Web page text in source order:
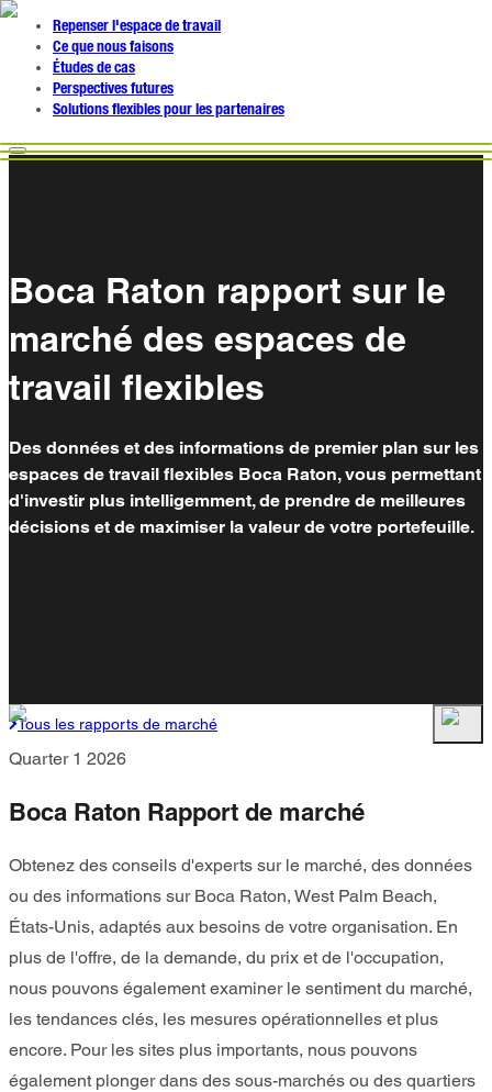
Repenser l'espace de travail
Ce que nous faisons
Études de cas
Perspectives futures
Solutions flexibles pour les partenaires
Boca Raton rapport sur le
marché des espaces de
travail flexibles
Des données et des informations de premier plan sur les
espaces de travail flexibles Boca Raton, vous permettant
d'investir plus intelligemment, de prendre de meilleures
décisions et de maximiser la valeur de votre portefeuille.
Tous les rapports de marché
Quarter 1 2026
Boca Raton Rapport de marché
Obtenez des conseils d'experts sur le marché, des données
ou des informations sur Boca Raton, West Palm Beach,
États-Unis, adaptés aux besoins de votre organisation. En
plus de l'offre, de la demande, du prix et de l'occupation,
nous pouvons également examiner le sentiment du marché,
les tendances clés, les mesures opérationnelles et plus
encore. Pour les sites plus importants, nous pouvons
également plonger dans des sous-marchés ou des quartiers